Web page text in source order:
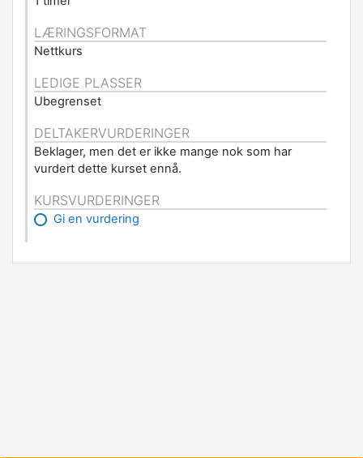
LÆRINGSFORMAT
Nettkurs
LEDIGE PLASSER
Ubegrenset
DELTAKERVURDERINGER
Beklager, men det er ikke mange nok som har
vurdert dette kurset ennå.
KURSVURDERINGER
Gi en vurdering